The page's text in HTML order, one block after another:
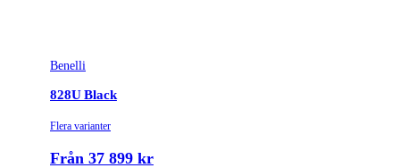
Benelli
828U Black
Flera varianter
Från 37 899 kr